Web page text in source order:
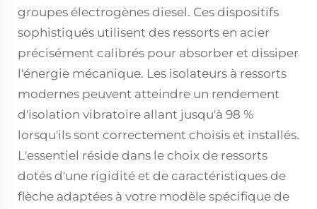
groupes électrogènes diesel. Ces dispositifs
sophistiqués utilisent des ressorts en acier
précisément calibrés pour absorber et dissiper
l'énergie mécanique. Les isolateurs à ressorts
modernes peuvent atteindre un rendement
d'isolation vibratoire allant jusqu'à 98 %
lorsqu'ils sont correctement choisis et installés.
L'essentiel réside dans le choix de ressorts
dotés d'une rigidité et de caractéristiques de
flèche adaptées à votre modèle spécifique de